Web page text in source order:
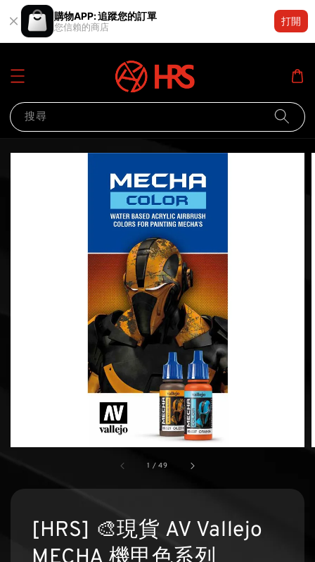
購物APP: 追蹤您的訂單
您信賴的商店
打開
搜尋
1 /49
[HRS] 🎨現貨 AV Vallejo